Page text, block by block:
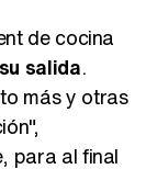
de cocina
salida.
más y otras
para al final